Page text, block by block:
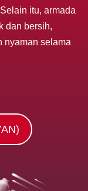
itu, armada
dan bersih,
nyaman selama